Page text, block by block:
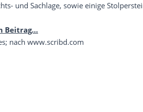
und Sachlage, sowie einige
Beitrag…
nach www.scribd.com